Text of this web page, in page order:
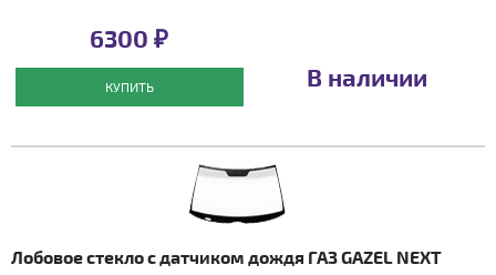
6300 ₽
КУПИТЬ В наличии
Лобовое стекло с датчиком дождя ГАЗ GAZEL NEXT